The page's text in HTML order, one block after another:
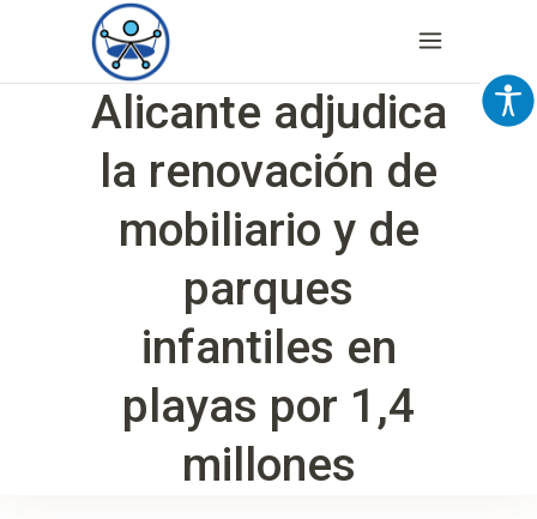
Alicante adjudica
la renovación de
mobiliario y de
parques
infantiles en
playas por 1,4
millones